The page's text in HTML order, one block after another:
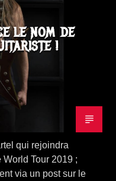
LE NOM DE
!
qui rejoindra
Tour 2019 ;
via un post sur le